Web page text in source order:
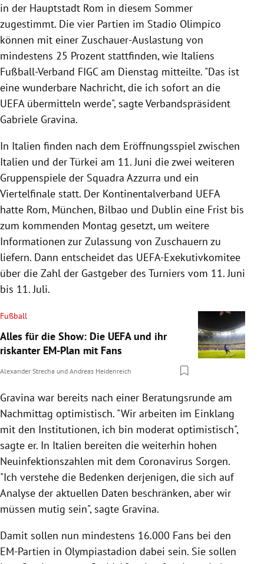
in der Hauptstadt Rom in diesem Sommer
zugestimmt. Die vier Partien im Stadio Olimpico
können mit einer Zuschauer-Auslastung von
mindestens 25 Prozent stattfinden, wie Italiens
Fußball-Verband FIGC am Dienstag mitteilte. "Das ist
eine wunderbare Nachricht, die ich sofort an die
UEFA übermitteln werde", sagte Verbandspräsident
Gabriele Gravina.
In Italien finden nach dem Eröffnungsspiel zwischen
Italien und der Türkei am 11. Juni die zwei weiteren
Gruppenspiele der Squadra Azzurra und ein
Viertelfinale statt. Der Kontinentalverband UEFA
hatte Rom, München, Bilbao und Dublin eine Frist bis
zum kommenden Montag gesetzt, um weitere
Informationen zur Zulassung von Zuschauern zu
liefern. Dann entscheidet das UEFA-Exekutivkomitee
über die Zahl der Gastgeber des Turniers vom 11. Juni
bis 11. Juli.
Fußball
Alles für die Show: Die UEFA und ihr
riskanter EM-Plan mit Fans
Alexander Strecha und Andreas Heidenreich
Gravina war bereits nach einer Beratungsrunde am
Nachmittag optimistisch. "Wir arbeiten im Einklang
mit den Institutionen, ich bin moderat optimistisch",
sagte er. In Italien bereiten die weiterhin hohen
Neuinfektionszahlen mit dem Coronavirus Sorgen.
"Ich verstehe die Bedenken derjenigen, die sich auf
Analyse der aktuellen Daten beschränken, aber wir
müssen mutig sein", sagte Gravina.
Damit sollen nun mindestens 16.000 Fans bei den
EM-Partien in Olympiastadion dabei sein. Sie sollen